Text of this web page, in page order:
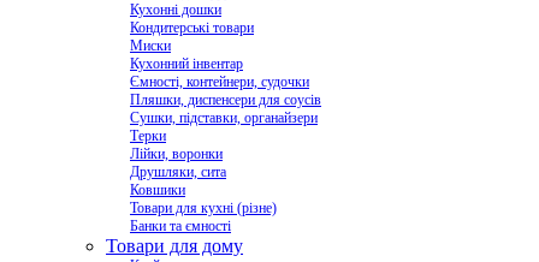
Кухонні дошки
Кондитерські товари
Миски
Кухонний інвентар
Ємності, контейнери, судочки
Пляшки, диспенсери для соусів
Сушки, підставки, органайзери
Терки
Лійки, воронки
Друшляки, сита
Ковшики
Товари для кухні (різне)
Банки та ємності
Товари для дому